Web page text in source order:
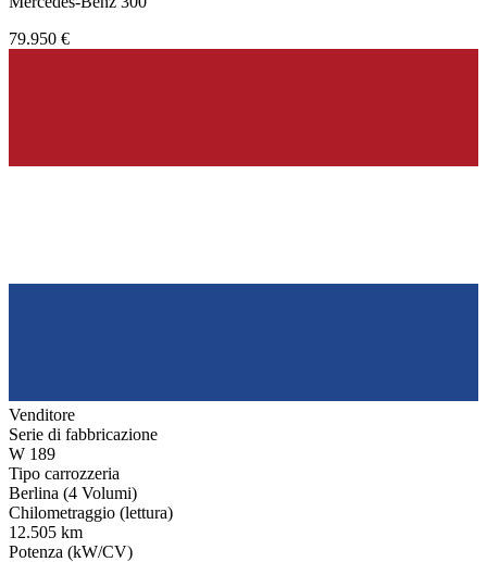
79.950 €
Venditore
Serie di fabbricazione
W 189
Tipo carrozzeria
Berlina (4 Volumi)
Chilometraggio (lettura)
12.505 km
Potenza (kW/CV)